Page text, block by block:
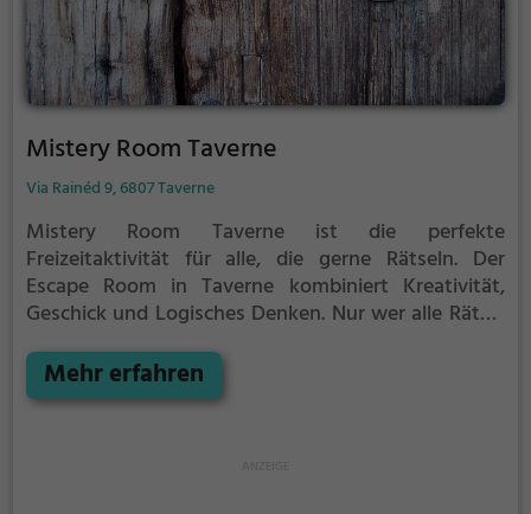
Mistery Room Taverne
Via Rainéd 9, 6807 Taverne
Mistery Room Taverne ist die perfekte
Freizeitaktivität für alle, die gerne Rätseln. Der
Escape Room in Taverne kombiniert Kreativität,
Geschick und Logisches Denken. Nur wer alle Rätsel
als Team könnt ihr gewinnen. Im Escape Room ist für
Einzelkämpfer kein Platz. Nur wer als Gruppe
Mehr erfahren